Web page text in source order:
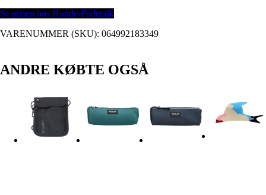
Se prisen hos Hunde-Foder.dk
VARENUMMER (SKU): 064992183349
ANDRE KØBTE OGSÅ